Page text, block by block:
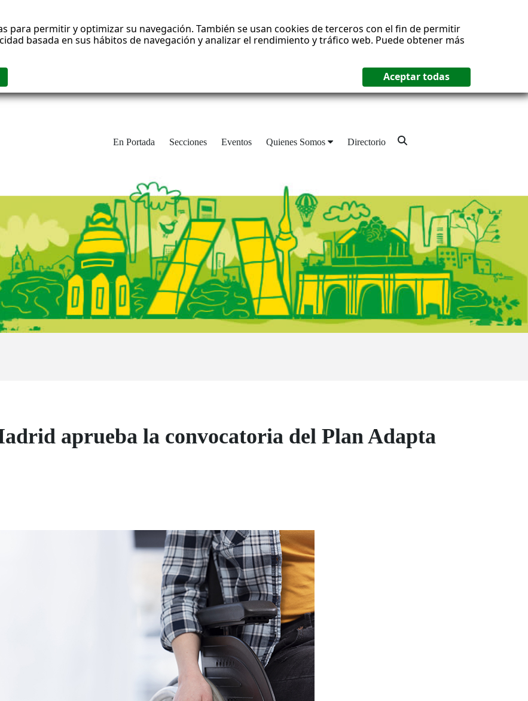
para permitir y optimizar su navegación. También se usan cookies de terceros con el fin de permitir
basada en sus hábitos de navegación y analizar el rendimiento y tráfico web. Puede obtener más
En Portada Secciones Eventos Quienes Somos Directorio
aprueba la convocatoria del Plan Adapta